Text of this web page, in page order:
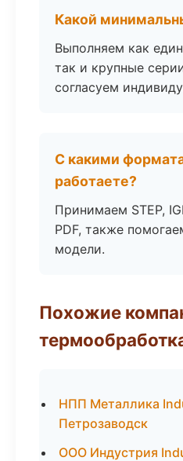
Какой
Выполняем как
так и крупные
согласуем
С какими
работаете?
Принимаем STEP,
PDF, также
модели.
Похожие
НПП Металлика
Петрозаводск
ООО Индустрия